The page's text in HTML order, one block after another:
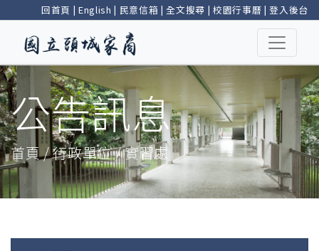
回首頁 | English | 民意信箱 |全文搜尋 | 校園行事曆 |登入後台
公告訊息
首頁 / 行政單位 / 實習處